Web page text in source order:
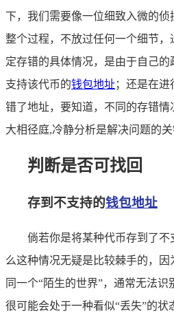
下，我们需要像一位细致入微的
整个过程，不放过任何一个细节
定存错的具体情况，是由于自己
支持该代币的钱包地址；还是在
错了地址，要知道，不同的存错
大相径庭,冷静分析是解决问题的关
判断是否可找回
存到不支持的钱包地址
倘若你是将某种代币存到了
么这种情况无疑是比较棘手的，
同一个“陌生的世界”，通常无法
很可能会处于一种看似“丢失”的状